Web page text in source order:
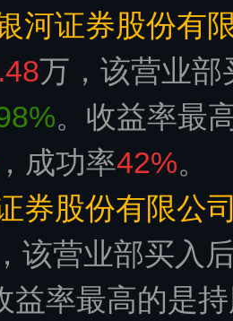
河证券股份有
万，该营业部
。收益率最
，成功率42%。
券股份有限公
该营业部买入
益率最高的是